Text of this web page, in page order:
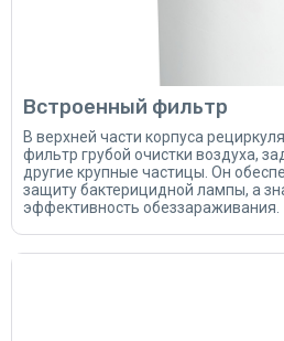
Встроенный фильтр
В верхней части корпуса
фильтр грубой очистки воздуха,
другие крупные частицы. Он
защиту бактерицидной лампы, а
эффективность обеззараживания.